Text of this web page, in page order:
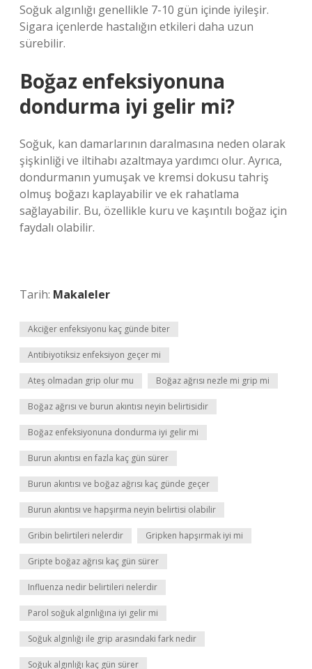
Soğuk algınlığı genellikle 7-10 gün içinde iyileşir.
Sigara içenlerde hastalığın etkileri daha uzun
sürebilir.
Boğaz enfeksiyonuna
dondurma iyi gelir mi?
Soğuk, kan damarlarının daralmasına neden olarak
şişkinliği ve iltihabı azaltmaya yardımcı olur. Ayrıca,
dondurmanın yumuşak ve kremsi dokusu tahriş
olmuş boğazı kaplayabilir ve ek rahatlama
sağlayabilir. Bu, özellikle kuru ve kaşıntılı boğaz için
faydalı olabilir.
Tarih: Makaleler
Akciğer enfeksiyonu kaç günde biter
Antibiyotiksiz enfeksiyon geçer mi
Ateş olmadan grip olur mu Boğaz ağrısı nezle mi grip mi
Boğaz ağrısı ve burun akıntısı neyin belirtisidir
Boğaz enfeksiyonuna dondurma iyi gelir mi
Burun akıntısı en fazla kaç gün sürer
Burun akıntısı ve boğaz ağrısı kaç günde geçer
Burun akıntısı ve hapşırma neyin belirtisi olabilir
Gribin belirtileri nelerdir Gripken hapşırmak iyi mi
Gripte boğaz ağrısı kaç gün sürer
Influenza nedir belirtileri nelerdir
Parol soğuk algınlığına iyi gelir mi
Soğuk algınlığı ile grip arasındaki fark nedir
Soğuk algınlığı kaç gün sürer